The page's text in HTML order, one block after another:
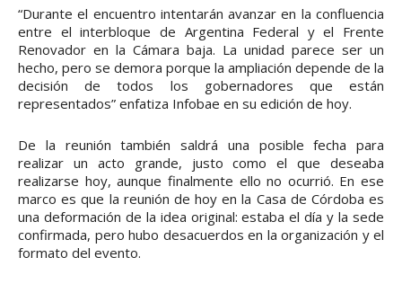
“Durante el encuentro intentarán avanzar en la confluencia
entre el interbloque de Argentina Federal y el Frente
Renovador en la Cámara baja. La unidad parece ser un
hecho, pero se demora porque la ampliación depende de la
decisión de todos los gobernadores que están
representados” enfatiza Infobae en su edición de hoy.
De la reunión también saldrá una posible fecha para
realizar un acto grande, justo como el que deseaba
realizarse hoy, aunque finalmente ello no ocurrió. En ese
marco es que la reunión de hoy en la Casa de Córdoba es
una deformación de la idea original: estaba el día y la sede
confirmada, pero hubo desacuerdos en la organización y el
formato del evento.